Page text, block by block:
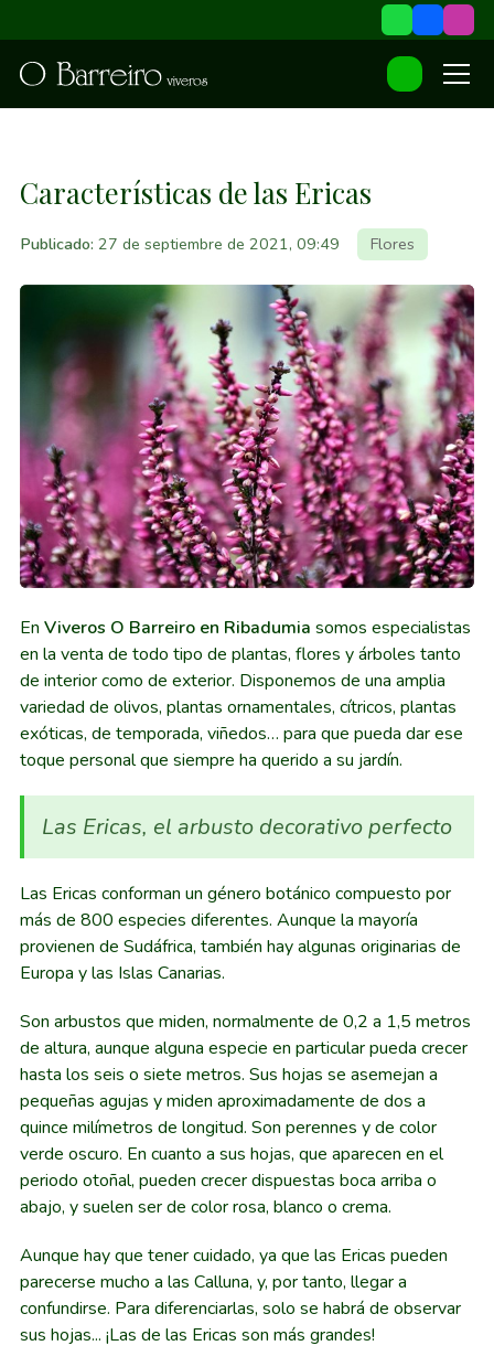
Características de las Ericas
Publicado: 27 de septiembre de 2021, 09:49 Flores
En Viveros O Barreiro en Ribadumia somos especialistas
en la venta de todo tipo de plantas, flores y árboles tanto
de interior como de exterior. Disponemos de una amplia
variedad de olivos, plantas ornamentales, cítricos, plantas
exóticas, de temporada, viñedos… para que pueda dar ese
toque personal que siempre ha querido a su jardín.
Las Ericas, el arbusto decorativo perfecto
Las Ericas conforman un género botánico compuesto por
más de 800 especies diferentes. Aunque la mayoría
provienen de Sudáfrica, también hay algunas originarias de
Europa y las Islas Canarias.
Son arbustos que miden, normalmente de 0,2 a 1,5 metros
de altura, aunque alguna especie en particular pueda crecer
hasta los seis o siete metros. Sus hojas se asemejan a
pequeñas agujas y miden aproximadamente de dos a
quince milímetros de longitud. Son perennes y de color
verde oscuro. En cuanto a sus hojas, que aparecen en el
periodo otoñal, pueden crecer dispuestas boca arriba o
abajo, y suelen ser de color rosa, blanco o crema.
Aunque hay que tener cuidado, ya que las Ericas pueden
parecerse mucho a las Calluna, y, por tanto, llegar a
confundirse. Para diferenciarlas, solo se habrá de observar
sus hojas... ¡Las de las Ericas son más grandes!